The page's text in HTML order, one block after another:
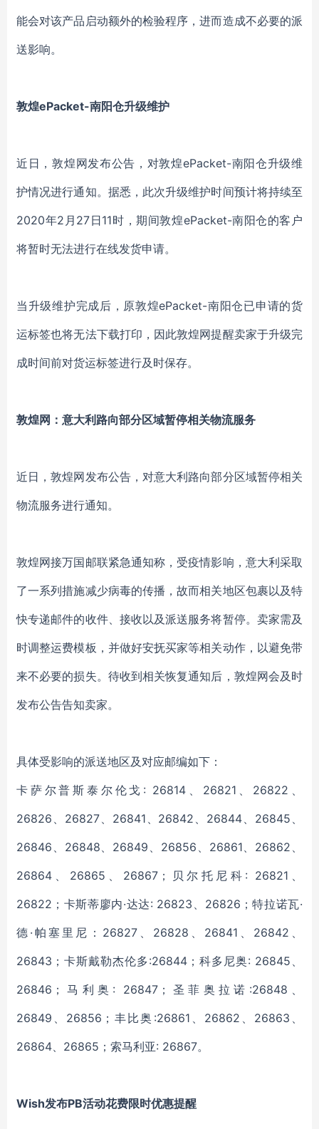
能会对该产品启动额外的检验程序，进而造成不必要的派
送影响。
敦煌ePacket-南阳仓升级维护
近日，敦煌网发布公告，对敦煌ePacket-南阳仓升级维
护情况进行通知。据悉，此次升级维护时间预计将持续至
2020年2月27日11时，期间敦煌ePacket-南阳仓的客户
将暂时无法进行在线发货申请。
当升级维护完成后，原敦煌ePacket-南阳仓已申请的货
运标签也将无法下载打印，因此敦煌网提醒卖家于升级完
成时间前对货运标签进行及时保存。
敦煌网：意大利路向部分区域暂停相关物流服务
近日，敦煌网发布公告，对意大利路向部分区域暂停相关
物流服务进行通知。
敦煌网接万国邮联紧急通知称，受疫情影响，意大利采取
了一系列措施减少病毒的传播，故而相关地区包裹以及特
快专递邮件的收件、接收以及派送服务将暂停。卖家需及
时调整运费模板，并做好安抚买家等相关动作，以避免带
来不必要的损失。待收到相关恢复通知后，敦煌网会及时
发布公告告知卖家。
具体受影响的派送地区及对应邮编如下：
卡萨尔普斯泰尔伦戈: 26814、26821、26822、
26826、26827、26841、26842、26844、26845、
26846、26848、26849、26856、26861、26862、
26864、26865、26867；贝尔托尼科: 26821、
26822；卡斯蒂廖内·达达: 26823、26826；特拉诺瓦·
德·帕塞里尼：26827、26828、26841、26842、
26843；卡斯戴勒杰伦多:26844；科多尼奥: 26845、
26846；马利奥: 26847；圣菲奥拉诺:26848、
26849、26856；丰比奥:26861、26862、26863、
26864、26865；索马利亚: 26867。
Wish发布PB活动花费限时优惠提醒